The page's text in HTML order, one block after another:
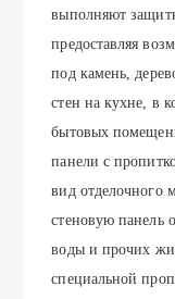
выполняют
предоставляя
под камень,
стен на кухне, в
бытовых
панели с
вид отделочного
стеновую панель
воды и прочих
специальной